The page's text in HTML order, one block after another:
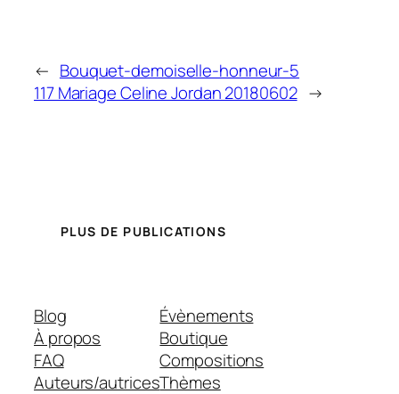
← Bouquet-demoiselle-honneur-5
117 Mariage Celine Jordan 20180602 →
PLUS DE PUBLICATIONS
Blog
À propos
FAQ
Auteurs/autrices
Évènements
Boutique
Compositions
Thèmes